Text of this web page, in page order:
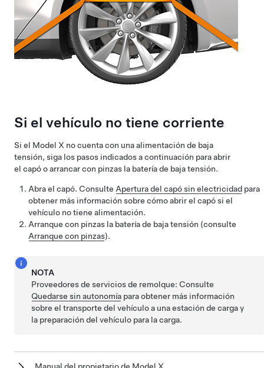
Si el vehículo no tiene corriente
Si el Model X no cuenta con una alimentación de baja
tensión, siga los pasos indicados a continuación para abrir
el capó o arrancar con pinzas la batería de baja tensión.
Abra el capó. Consulte Apertura del capó sin electricidad para
obtener más información sobre cómo abrir el capó si el
vehículo no tiene alimentación.
Arranque con pinzas la batería de baja tensión (consulte
Arranque con pinzas).
NOTA
Proveedores de servicios de remolque: Consulte
Quedarse sin autonomía para obtener más información
sobre el transporte del vehículo a una estación de carga y
la preparación del vehículo para la carga.